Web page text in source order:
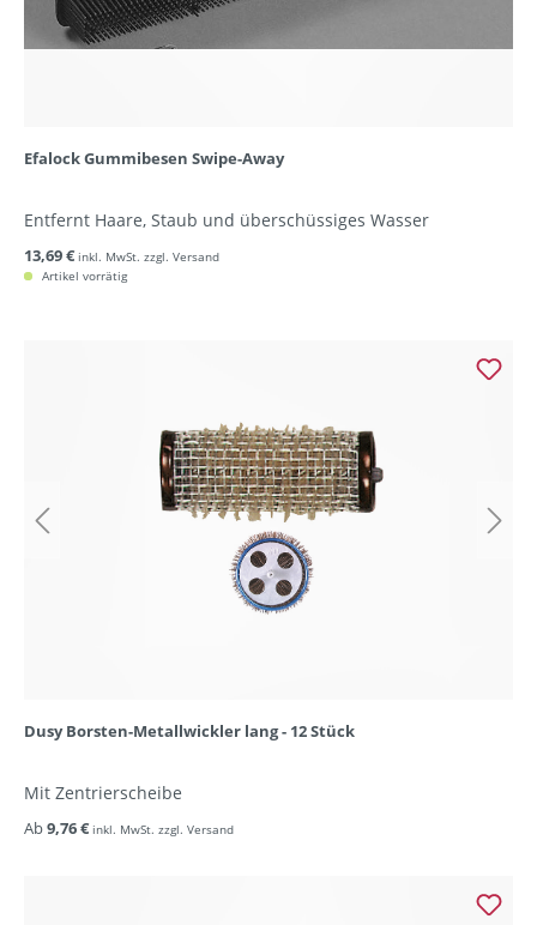
Efalock Gummibesen Swipe-Away
Entfernt Haare, Staub und überschüssiges Wasser
13,69 € inkl. MwSt. zzgl. Versand
Artikel vorrätig
Dusy Borsten-Metallwickler lang - 12 Stück
Mit Zentrierscheibe
Ab9,76 € inkl. MwSt. zzgl. Versand